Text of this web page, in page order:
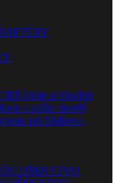
Nájdite si vhodnú
a zažite skvelý
pri štúdiovej,